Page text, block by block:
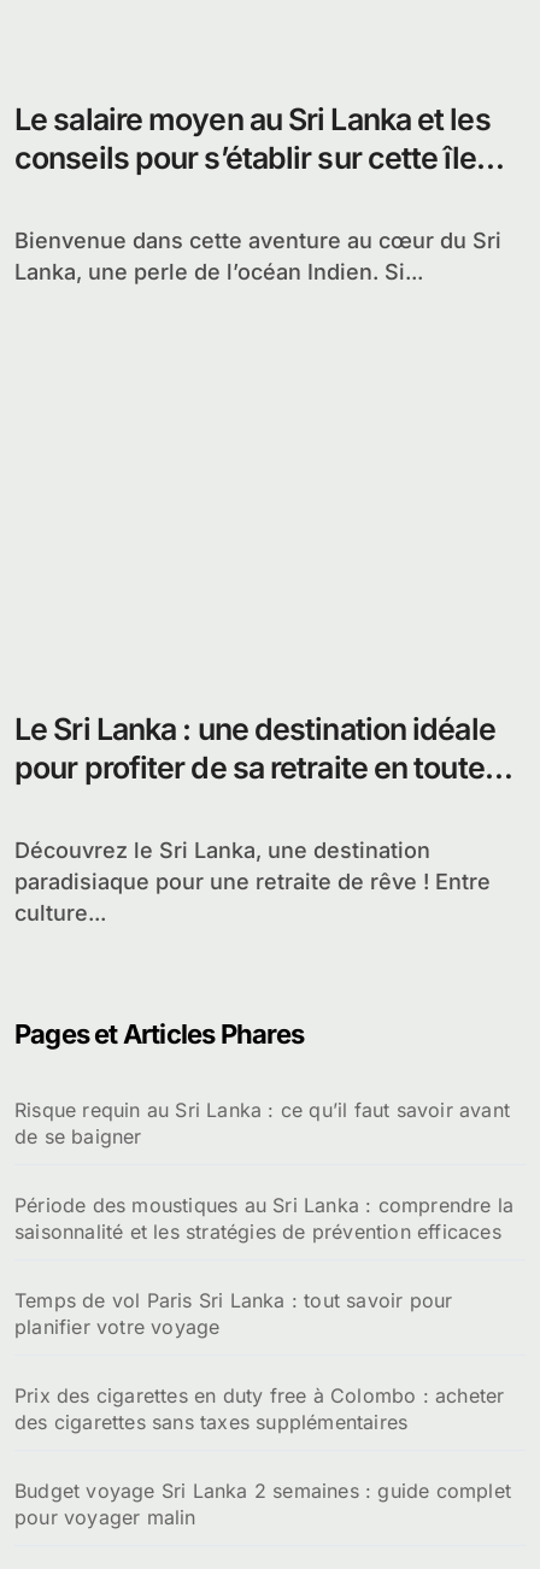
Le salaire moyen au Sri Lanka et les
conseils pour s’établir sur cette île
Bienvenue dans cette aventure au cœur du Sri
Lanka, une perle de l’océan Indien. Si...
Le Sri Lanka : une destination idéale
pour profiter de sa retraite en toute
Découvrez le Sri Lanka, une destination
paradisiaque pour une retraite de rêve ! Entre
culture...
Pages et Articles Phares
Risque requin au Sri Lanka : ce qu’il faut savoir avant
de se baigner
Période des moustiques au Sri Lanka : comprendre la
saisonnalité et les stratégies de prévention efficaces
Temps de vol Paris Sri Lanka : tout savoir pour
planifier votre voyage
Prix des cigarettes en duty free à Colombo : acheter
des cigarettes sans taxes supplémentaires
Budget voyage Sri Lanka 2 semaines : guide complet
pour voyager malin